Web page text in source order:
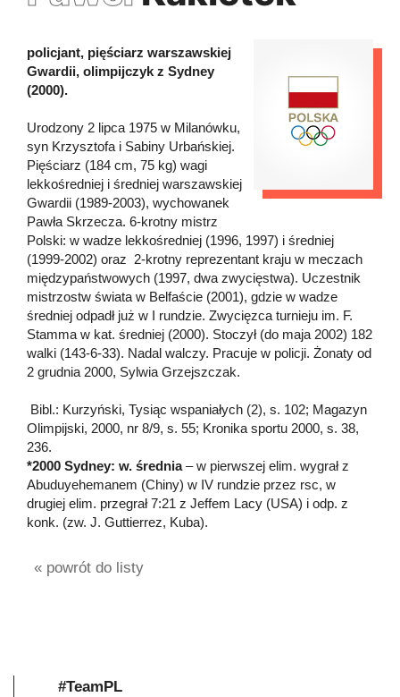
policjant, pięściarz warszawskiej
Gwardii, olimpijczyk z Sydney
(2000).
Urodzony 2 lipca 1975 w Milanówku,
syn Krzysztofa i Sabiny Urbańskiej.
Pięściarz (184 cm, 75 kg) wagi
lekkośredniej i średniej warszawskiej
Gwardii (1989-2003), wychowanek
Pawła Skrzecza. 6-krotny mistrz
Polski: w wadze lekkośredniej (1996, 1997) i średniej
(1999-2002) oraz 2-krotny reprezentant kraju w meczach
międzypaństwowych (1997, dwa zwycięstwa). Uczestnik
mistrzostw świata w Belfaście (2001), gdzie w wadze
średniej odpadł już w I rundzie. Zwycięzca turnieju im. F.
Stamma w kat. średniej (2000). Stoczył (do maja 2002) 182
walki (143-6-33). Nadal walczy. Pracuje w policji. Żonaty od
2 grudnia 2000, Sylwia Grzejszczak.
Bibl.: Kurzyński, Tysiąc wspaniałych (2), s. 102; Magazyn
Olimpijski, 2000, nr 8/9, s. 55; Kronika sportu 2000, s. 38,
236.
*2000 Sydney: w. średnia– w pierwszej elim. wygrał z
Abuduyehemanem (Chiny) w IV rundzie przez rsc, w
drugiej elim. przegrał 7:21 z Jeffem Lacy (USA) i odp. z
konk. (zw. J. Guttierrez, Kuba).
« powrót do listy
#TeamPL